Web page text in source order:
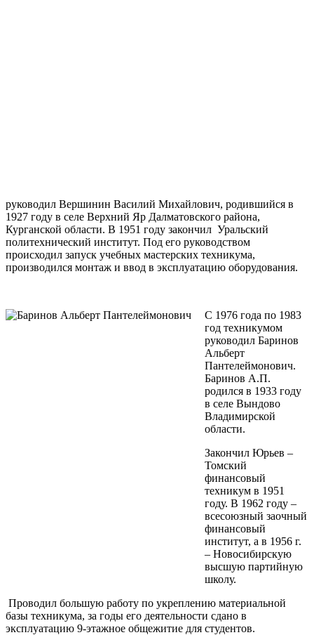
руководил Вершинин Василий Михайлович, родившийся в
1927 году в селе Верхний Яр Далматовского района,
Курганской области. В 1951 году закончил Уральский
политехнический институт. Под его руководством
происходил запуск учебных мастерских техникума,
производился монтаж и ввод в эксплуатацию оборудования.
С 1976 года по 1983
год техникумом
руководил Баринов
Альберт
Пантелеймонович.
Баринов А.П.
родился в 1933 году
в селе Вындово
Владимирской
области.
Закончил Юрьев –
Томский
финансовый
техникум в 1951
году. В 1962 году –
всесоюзный заочный
финансовый
институт, а в 1956 г.
– Новосибирскую
высшую партийную
школу.
Проводил большую работу по укреплению материальной
базы техникума, за годы его деятельности сдано в
эксплуатацию 9-этажное общежитие для студентов.